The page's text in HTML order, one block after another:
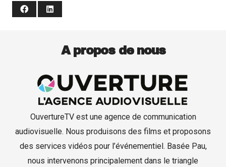
A propos de nous
OuvertureTV est une agence de communication
audiovisuelle. Nous produisons des films et proposons
des services vidéos pour l’événementiel. Basée Pau,
nous intervenons principalement dans le triangle